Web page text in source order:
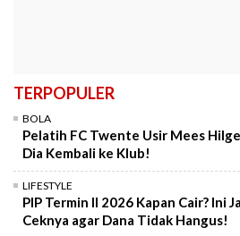
TERPOPULER
BOLA
Pelatih FC Twente Usir Mees
Dia Kembali ke Klub!
LIFESTYLE
PIP Termin II 2026 Kapan Cair? Ini
Ceknya agar Dana Tidak Hangus!